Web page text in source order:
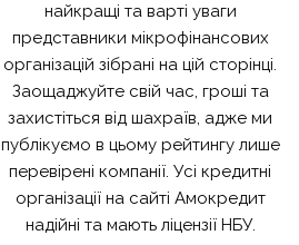
найкращі та варті уваги
представники мікрофінансових
організацій зібрані на цій сторінці.
Заощаджуйте свій час, гроші та
захистіться від шахраїв, адже ми
публікуємо в цьому рейтингу лише
перевірені компанії. Усі кредитні
організації на сайті Амокредит
надійні та мають ліцензії НБУ.